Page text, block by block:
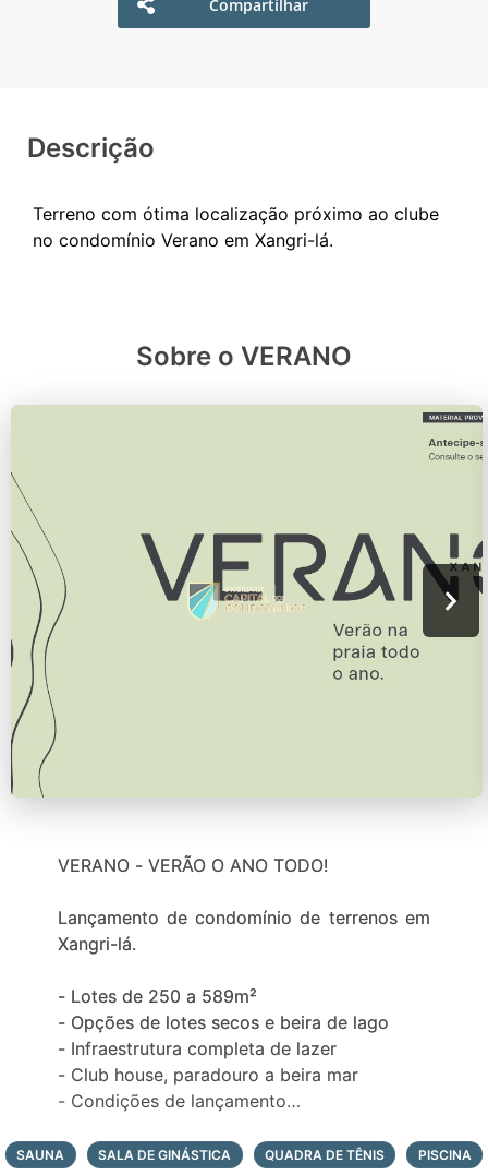
Compartilhar
Descrição
Terreno com ótima localização próximo ao clube
Sobre o VERANO
VERANO - VERÃO O ANO TODO!
Lançamento de condomínio de terrenos em
Xangri-lá.
- Lotes de 250 a 589m²
- Opções de lotes secos e beira de lago
- Infraestrutura completa de lazer
- Club house, paradouro a beira mar
- Condições de lançamento
Faça seu cadastro!
SAUNA SALA DE GINÁSTICA QUADRA DE TÊNIS PISCINA